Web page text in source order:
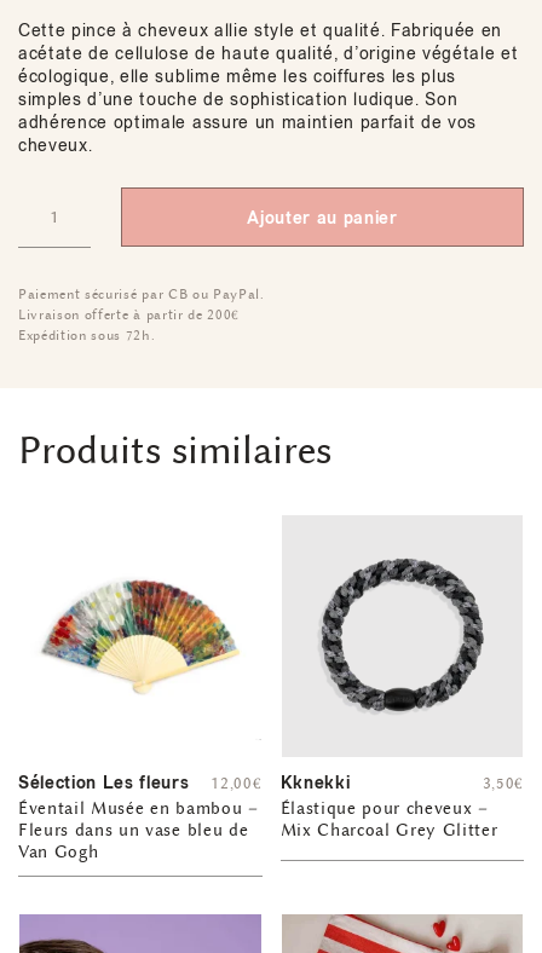
Cette pince à cheveux allie style et qualité. Fabriquée en
acétate de cellulose de haute qualité, d’origine végétale et
écologique, elle sublime même les coiffures les plus
simples d’une touche de sophistication ludique. Son
adhérence optimale assure un maintien parfait de vos
cheveux.
Ajouter au panier
Paiement sécurisé par CB ou PayPal.
Livraison offerte à partir de 200€
Expédition sous 72h.
Produits similaires
Sélection Les fleurs
Éventail Musée en bambou –
Fleurs dans un vase bleu de
Van Gogh
12,00€ Kknekki
Élastique pour cheveux –
Mix Charcoal Grey Glitter
3,50€